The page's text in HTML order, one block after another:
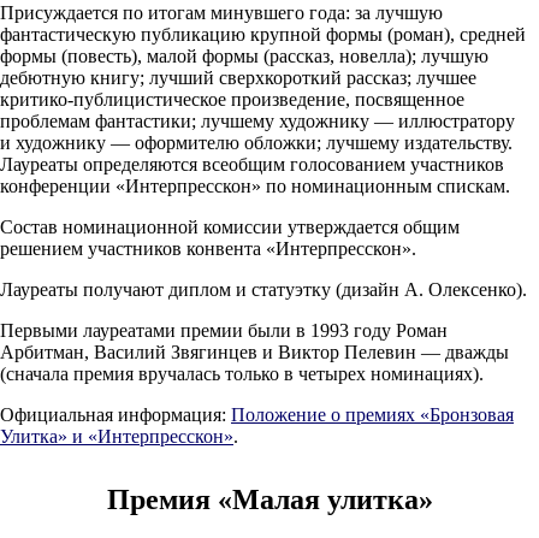
Присуждается по итогам минувшего года: за лучшую
фантастическую публикацию крупной формы (роман), средней
формы (повесть), малой формы (рассказ, новелла); лучшую
дебютную книгу; лучший сверхкороткий рассказ; лучшее
критико-публицистическое произведение, посвященное
проблемам фантастики; лучшему художнику — иллюстратору
и художнику — оформителю обложки; лучшему издательству.
Лауреаты определяются всеобщим голосованием участников
конференции «Интерпресскон» по номинационным спискам.
Состав номинационной комиссии утверждается общим
решением участников конвента «Интерпресскон».
Лауреаты получают диплом и статуэтку (дизайн А. Олексенко).
Первыми лауреатами премии были в 1993 году Роман
Арбитман, Василий Звягинцев и Виктор Пелевин — дважды
(сначала премия вручалась только в четырех номинациях).
Официальная информация: Положение о премиях «Бронзовая
Улитка» и «Интерпресскон».
Премия «Малая улитка»